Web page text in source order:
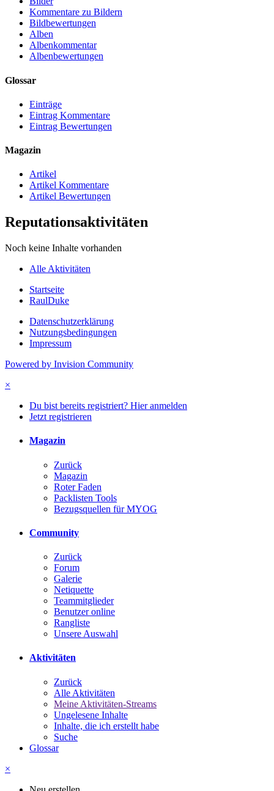
Kommentare zu Bildern
Bildbewertungen
Alben
Albenkommentar
Albenbewertungen
Glossar
Einträge
Eintrag Kommentare
Eintrag Bewertungen
Magazin
Artikel
Artikel Kommentare
Artikel Bewertungen
Reputationsaktivitäten
Noch keine Inhalte vorhanden
Alle Aktivitäten
Startseite
RaulDuke
Datenschutzerklärung
Nutzungsbedingungen
Impressum
Powered by Invision Community
×
Du bist bereits registriert? Hier anmelden
Jetzt registrieren
Magazin
Zurück
Magazin
Roter Faden
Packlisten Tools
Bezugsquellen für MYOG
Community
Zurück
Forum
Galerie
Netiquette
Teammitglieder
Benutzer online
Rangliste
Unsere Auswahl
Aktivitäten
Zurück
Alle Aktivitäten
Meine Aktivitäten-Streams
Ungelesene Inhalte
Inhalte, die ich erstellt habe
Suche
Glossar
×